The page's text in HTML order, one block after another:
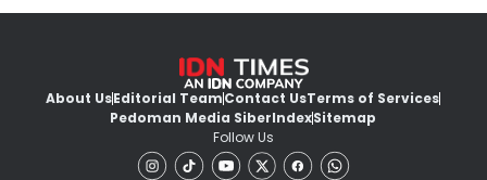
About UsEditorial TeamContact UsTerms of Services
Pedoman Media SiberIndexSitemap
Follow Us